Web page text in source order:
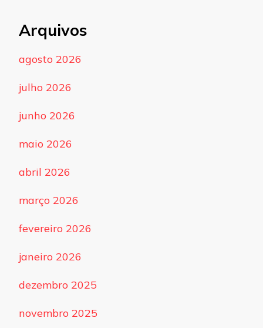
Arquivos
agosto 2026
julho 2026
junho 2026
maio 2026
abril 2026
março 2026
fevereiro 2026
janeiro 2026
dezembro 2025
novembro 2025